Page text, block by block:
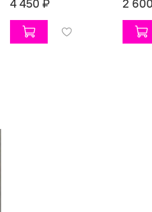
4 450 ₽ 2